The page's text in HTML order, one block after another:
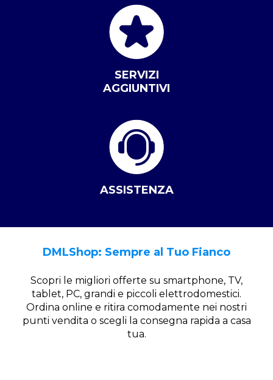
SERVIZI
AGGIUNTIVI
ASSISTENZA
DMLShop: Sempre al Tuo Fianco
Scopri le migliori offerte su smartphone, TV,
tablet, PC, grandi e piccoli elettrodomestici.
Ordina online e ritira comodamente nei nostri
punti vendita o scegli la consegna rapida a casa
tua.